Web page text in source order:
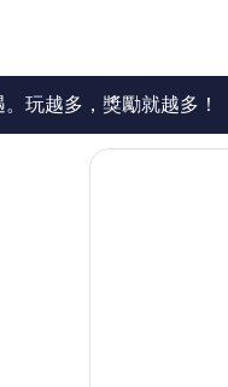
玩越多，獎勵就越多！